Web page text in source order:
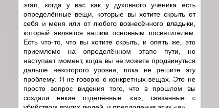
этап, когда у вас как у духовного ученика есть
определённые вещи, которые вы хотите скрыть от
себя и меня или от любого вознесённого владыки,
который является вашим основным посвятителем.
Есть что-то, что вы хотите скрыть, и опять же, это
приемлемо на определённом этапе пути, но
наступает момент, когда вы не можете продвинуться
дальше некоторого уровня, пока не решите эту
проблему. Я не говорю о конкретных вещах. Это не
просто вопрос видения того, что в прошлом вы
создали некие отделённые «я», связанные с